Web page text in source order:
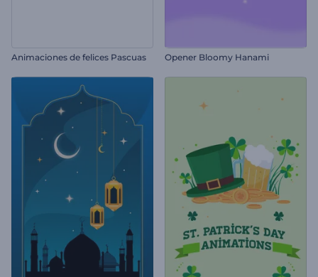
Animaciones de felices Pascuas Opener Bloomy Hanami